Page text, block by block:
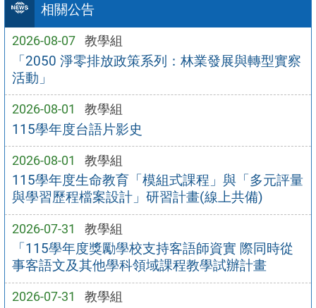
相關公告
2026-08-07 教學組
「2050 淨零排放政策系列：林業發展與轉型實察
活動」
2026-08-01 教學組
115學年度台語片影史
2026-08-01 教學組
115學年度生命教育「模組式課程」與「多元評量
與學習歷程檔案設計」研習計畫(線上共備)
2026-07-31 教學組
「115學年度獎勵學校支持客語師資實 際同時從
事客語文及其他學科領域課程教學試辦計畫
2026-07-31 教學組